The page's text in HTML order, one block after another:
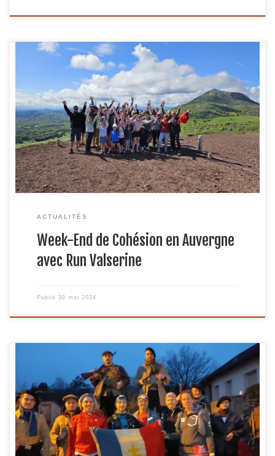
Un week-end inoubliable pour renforcer les liens Run
Valserine a organisé un week-end mémorable en Auvergne
lors de la Pentecôte, offrant aux participants l’opportunité
de partager des moments de cohésion et de découverte
dans une région riche en paysages et en histoire. Samedi :
Départ pour Clermont-Ferrand Le samedi, nous […]
ACTUALITÉS
Week-End de Cohésion en Auvergne
avec Run Valserine
Publié 30 mai 2024
Le 17 février 2024 restera gravé dans les mémoires des
coureurs de Run Valserine, qui ont relevé avec brio le défi
du trail nocturne historique entre Ambérieu-en-Bugey et
Oyonnax, la Trace des Maquisards de l’Ain. Après le
succès retentissant de ses précédentes éditions, cette
course unique a attiré l’attention de […]